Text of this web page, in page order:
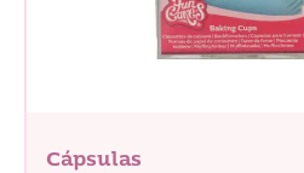
Cápsulas